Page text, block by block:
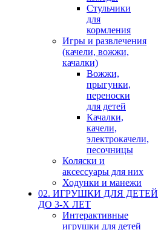
Стульчики
для
кормления
Игры и развлечения
(качели, вожжи,
качалки)
Вожжи,
прыгунки,
переноски
для детей
Качалки,
качели,
электрокачели,
песочницы
Коляски и
аксессуары для них
Ходунки и манежи
02. ИГРУШКИ ДЛЯ ДЕТЕЙ
ДО 3-Х ЛЕТ
Интерактивные
игрушки для детей